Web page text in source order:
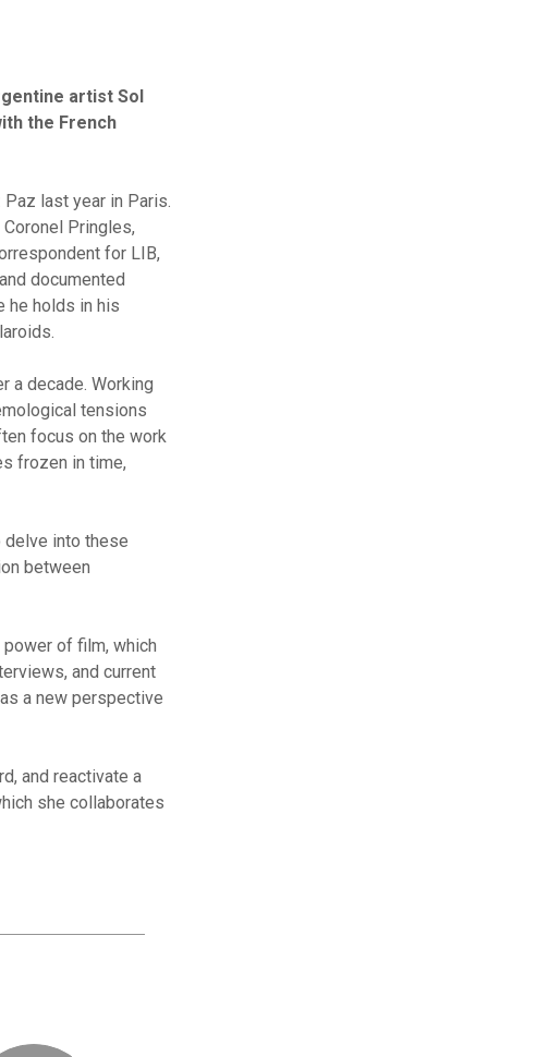
artist Sol
the French
last year in Paris.
Pringles,
for LIB,
documented
he holds in his
a decade. Working
tensions
focus on the work
frozen in time,
delve into these
between
of film, which
and current
a new perspective
and reactivate a
she collaborates